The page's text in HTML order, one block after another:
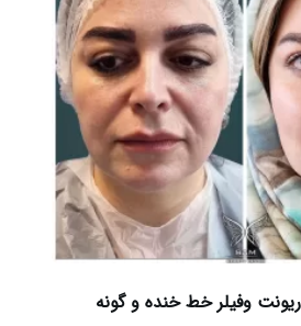
وفیلر خط خنده و گونه